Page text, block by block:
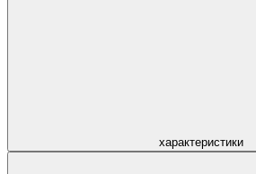
характеристики